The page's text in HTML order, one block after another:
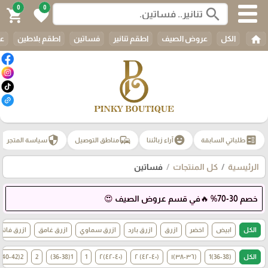
search
0
favorite
0
shopping_cart
home الكل عروض الصيف اطقم تنانير فساتين اطقم بلاطين
ballotطلباتي السابقة emoji_emotionsآراء زبائننا commuteمناطق التوصيل securityسياسة المتجر
الرئيسية كل المنتجات فساتين
خصم 30-70% 🔥في قسم عروض الصيف 😍
الكل ابيض اخضر ازرق ازرق بارد ازرق سماوي ازرق غامق ازرق فاتح
الكل (36-38)1 (٣٦-٣٨)١ (٤٠-٤٢) ٢ (٤٠-٤٢)٢ 1
1(36-38)
2
2(40-42)